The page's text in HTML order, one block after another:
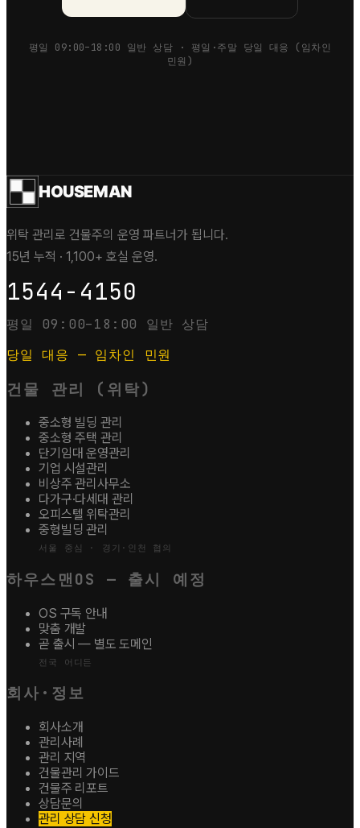
평일 09:00–18:00 일반 상담 · 평일·주말 당일 대응 (임차인
민원)
HOUSEMAN
위탁 관리로 건물주의 운영 파트너가 됩니다.
15년 누적 · 1,100+ 호실 운영.
1544-4150
평일 09:00–18:00 일반 상담
당일 대응 — 임차인 민원
건물 관리 (위탁)
중소형 빌딩 관리
중소형 주택 관리
단기임대 운영관리
기업 시설관리
비상주 관리사무소
다가구·다세대 관리
오피스텔 위탁관리
중형빌딩 관리
서울 중심 · 경기·인천 협의
하우스맨OS — 출시 예정
OS 구독 안내
맞춤 개발
곧 출시 — 별도 도메인
전국 어디든
회사·정보
회사소개
관리사례
관리 지역
건물관리 가이드
건물주 리포트
상담문의
관리 상담 신청